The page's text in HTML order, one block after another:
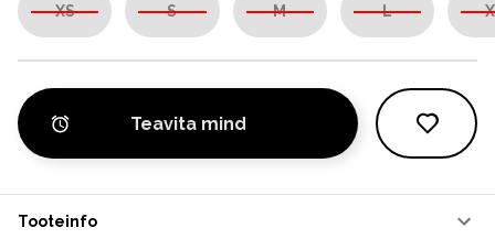
XS S M L
Teavita mind
Tooteinfo